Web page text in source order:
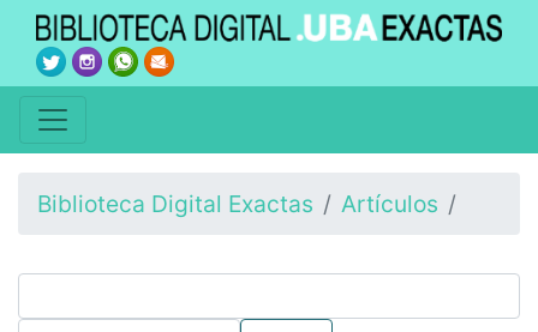
Biblioteca Digital Exactas Artículos